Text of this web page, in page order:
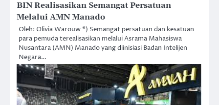
BIN Realisasikan Semangat Persatuan
Melalui AMN Manado
Oleh: Olivia Warouw *) Semangat persatuan dan kesatuan
para pemuda terealisasikan melalui Asrama Mahasiswa
Nusantara (AMN) Manado yang diinisiasi Badan Intelijen
Negara…